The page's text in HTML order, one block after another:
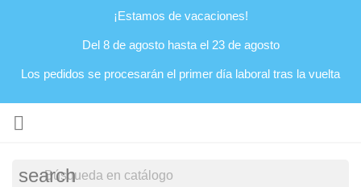
¡Estamos de vacaciones!
Del 8 de agosto hasta el 23 de agosto
Los pedidos se procesarán el primer día laboral tras la vuelta

search